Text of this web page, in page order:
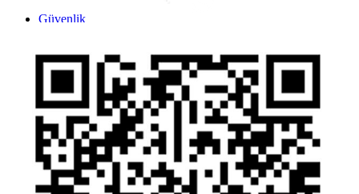
Güvenlik
İhbar Formu
Yasal Duyurular
Bilgi Toplumu Hizmetleri
Kişisel Verilerin Korunması
YTM - Zamanaşımına Uğrayacak Emanet ve Alacaklar
Kamuyu Aydınlatma Esaslarına İlişkin Duyuru
Link